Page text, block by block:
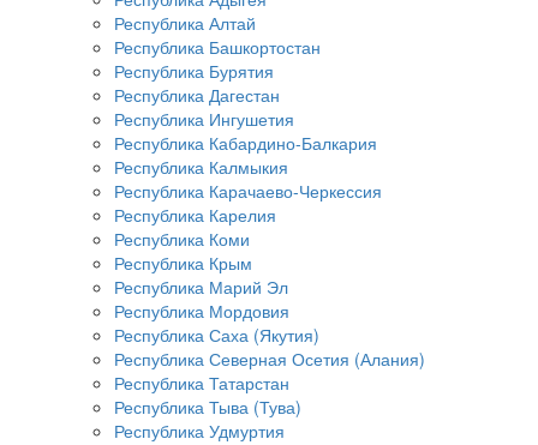
Республика Алтай
Республика Башкортостан
Республика Бурятия
Республика Дагестан
Республика Ингушетия
Республика Кабардино-Балкария
Республика Калмыкия
Республика Карачаево-Черкессия
Республика Карелия
Республика Коми
Республика Крым
Республика Марий Эл
Республика Мордовия
Республика Саха (Якутия)
Республика Северная Осетия (Алания)
Республика Татарстан
Республика Тыва (Тува)
Республика Удмуртия